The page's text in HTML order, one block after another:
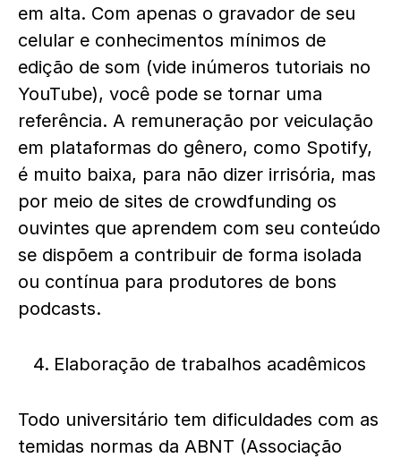
em alta. Com apenas o gravador de seu
celular e conhecimentos mínimos de
edição de som (vide inúmeros tutoriais no
YouTube), você pode se tornar uma
referência. A remuneração por veiculação
em plataformas do gênero, como Spotify,
é muito baixa, para não dizer irrisória, mas
por meio de sites de crowdfunding os
ouvintes que aprendem com seu conteúdo
se dispõem a contribuir de forma isolada
ou contínua para produtores de bons
podcasts.
Elaboração de trabalhos acadêmicos
Todo universitário tem dificuldades com as
temidas normas da ABNT (Associação